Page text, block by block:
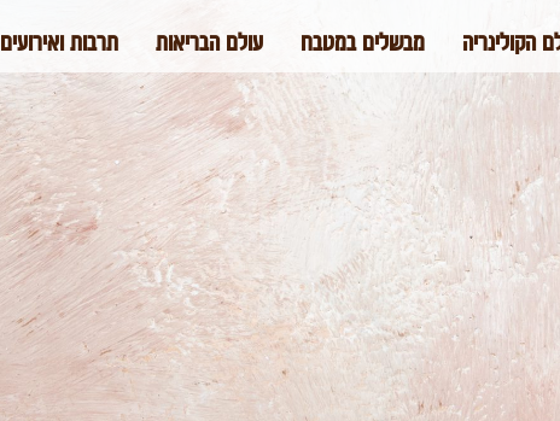
הקולינריה מבשלים במטבח עולם הבריאות תרבות ואירועים